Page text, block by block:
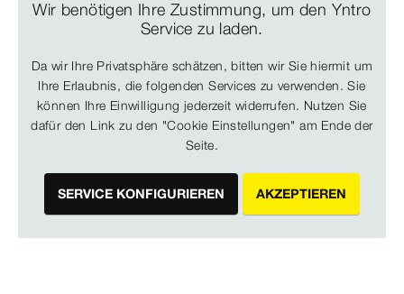
Wir benötigen Ihre Zustimmung, um den Yntro
Service zu laden.
Da wir Ihre Privatsphäre schätzen, bitten wir Sie hiermit um
Ihre Erlaubnis, die folgenden Services zu verwenden. Sie
können Ihre Einwilligung jederzeit widerrufen. Nutzen Sie
dafür den Link zu den "Cookie Einstellungen" am Ende der
Seite.
SERVICE KONFIGURIEREN AKZEPTIEREN